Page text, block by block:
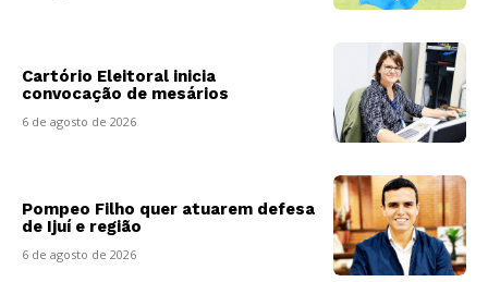
Cartório Eleitoral inicia
convocação de mesários
6 de agosto de 2026
Pompeo Filho quer atuarem defesa
de Ijuí e região
6 de agosto de 2026